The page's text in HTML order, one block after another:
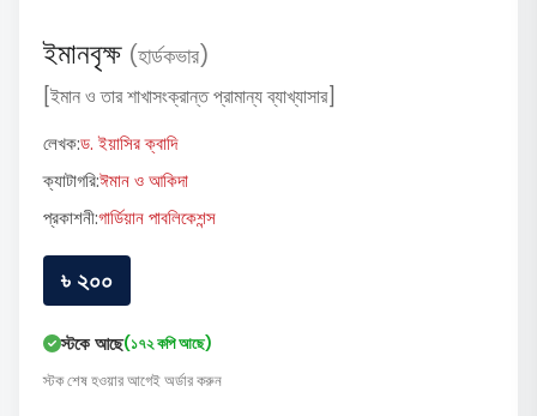
ইমানবৃক্ষ (হার্ডকভার)
[ইমান ও তার শাখাসংক্রান্ত প্রামান্য ব্যাখ্যাসার]
লেখক:ড. ইয়াসির ক্বাদি
ক্যাটাগরি:ঈমান ও আকিদা
প্রকাশনী:গার্ডিয়ান পাবলিকেশন্স
৳ ২০০
স্টকে আছে(১৭২ কপি আছে)
স্টক শেষ হওয়ার আগেই অর্ডার করুন